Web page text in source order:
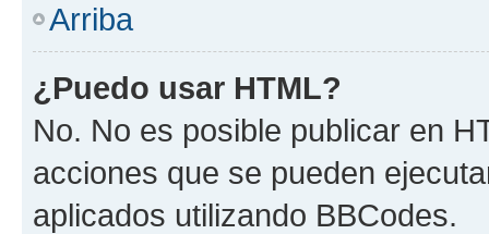
Arriba
¿Puedo usar HTML?
No. No es posible publicar en
acciones que se pueden
aplicados utilizando BBCodes.